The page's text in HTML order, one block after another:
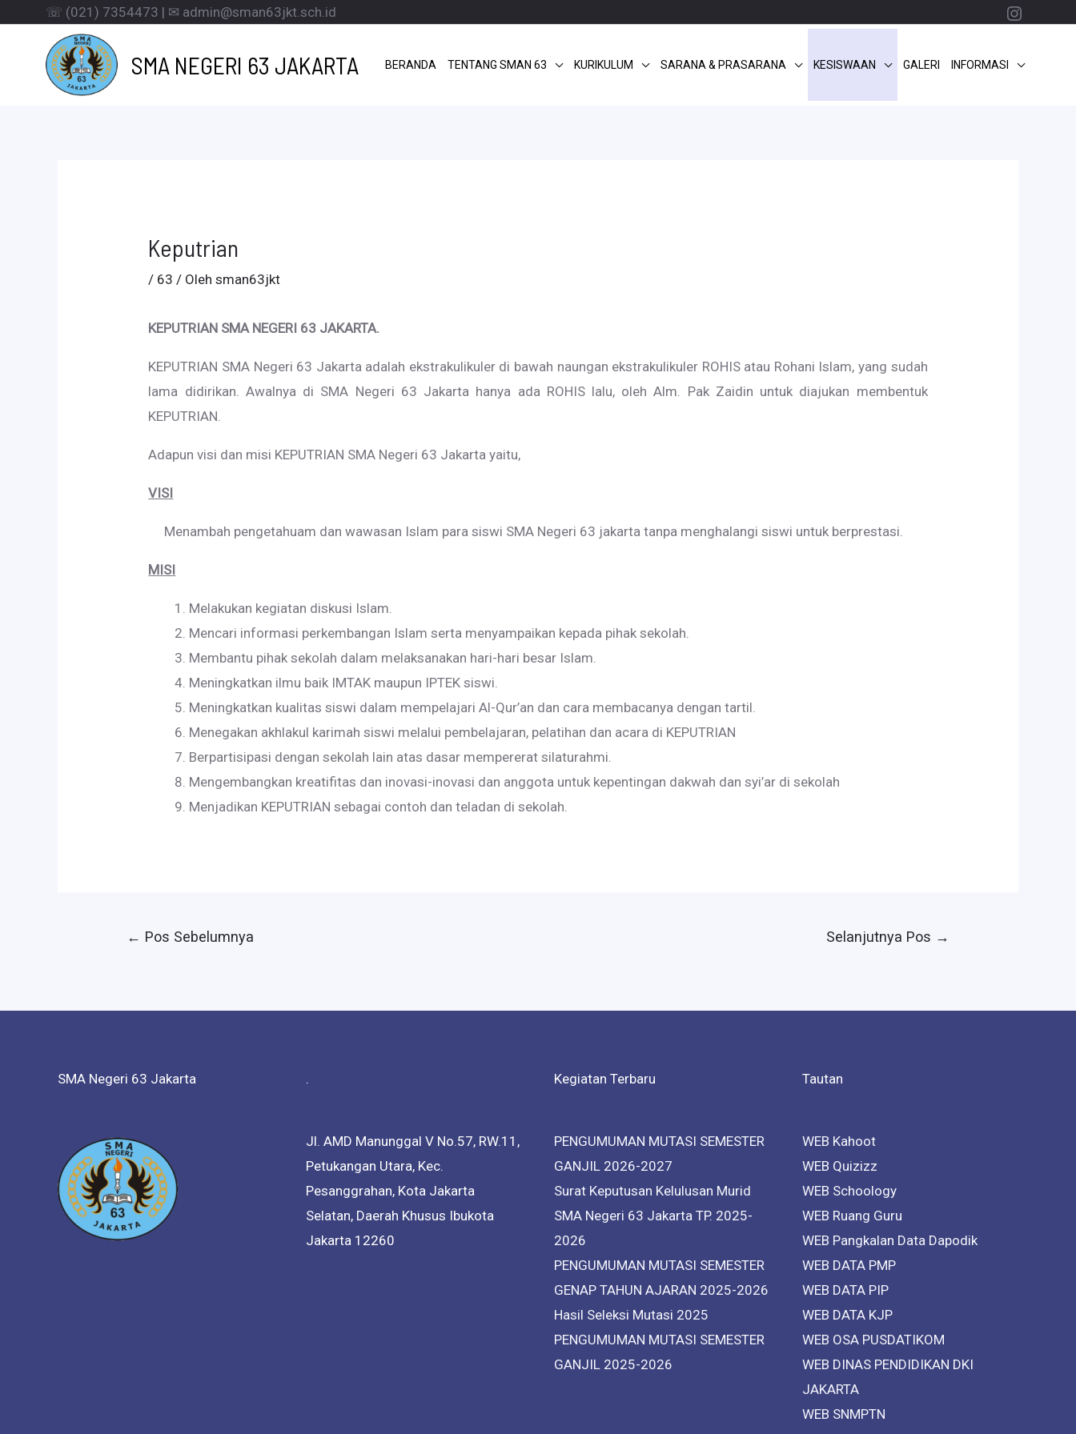
☏ (021) 7354473 | ✉ admin@sman63jkt.sch.id
SMA NEGERI 63 JAKARTA BERANDA TENTANG SMAN 63 KURIKULUM SARANA & PRASARANA KESISWAAN GALERI INFORMASI
Keputrian
/ 63 / Olehsman63jkt
KEPUTRIAN SMA NEGERI 63 JAKARTA.
KEPUTRIAN SMA Negeri 63 Jakarta adalah ekstrakulikuler di bawah naungan ekstrakulikuler ROHIS atau Rohani Islam, yang sudah
lama didirikan. Awalnya di SMA Negeri 63 Jakarta hanya ada ROHIS lalu, oleh Alm. Pak Zaidin untuk diajukan membentuk
KEPUTRIAN.
Adapun visi dan misi KEPUTRIAN SMA Negeri 63 Jakarta yaitu,
VISI
Menambah pengetahuam dan wawasan Islam para siswi SMA Negeri 63 jakarta tanpa menghalangi siswi untuk berprestasi.
MISI
Melakukan kegiatan diskusi Islam.
Mencari informasi perkembangan Islam serta menyampaikan kepada pihak sekolah.
Membantu pihak sekolah dalam melaksanakan hari-hari besar Islam.
Meningkatkan ilmu baik IMTAK maupun IPTEK siswi.
Meningkatkan kualitas siswi dalam mempelajari Al-Qur’an dan cara membacanya dengan tartil.
Menegakan akhlakul karimah siswi melalui pembelajaran, pelatihan dan acara di KEPUTRIAN
Berpartisipasi dengan sekolah lain atas dasar mempererat silaturahmi.
Mengembangkan kreatifitas dan inovasi-inovasi dan anggota untuk kepentingan dakwah dan syi’ar di sekolah
Menjadikan KEPUTRIAN sebagai contoh dan teladan di sekolah.
Navigasi
← Pos Sebelumnya Selanjutnya Pos →
SMA Negeri 63 Jakarta .
Jl. AMD Manunggal V No.57, RW.11,
Petukangan Utara, Kec.
Pesanggrahan, Kota Jakarta
Selatan, Daerah Khusus Ibukota
Jakarta 12260
Kegiatan Terbaru
PENGUMUMAN MUTASI SEMESTER
GANJIL 2026-2027
Surat Keputusan Kelulusan Murid
SMA Negeri 63 Jakarta TP. 2025-
2026
PENGUMUMAN MUTASI SEMESTER
GENAP TAHUN AJARAN 2025-2026
Hasil Seleksi Mutasi 2025
PENGUMUMAN MUTASI SEMESTER
GANJIL 2025-2026
Tautan
WEB Kahoot
WEB Quizizz
WEB Schoology
WEB Ruang Guru
WEB Pangkalan Data Dapodik
WEB DATA PMP
WEB DATA PIP
WEB DATA KJP
WEB OSA PUSDATIKOM
WEB DINAS PENDIDIKAN DKI
JAKARTA
WEB SNMPTN